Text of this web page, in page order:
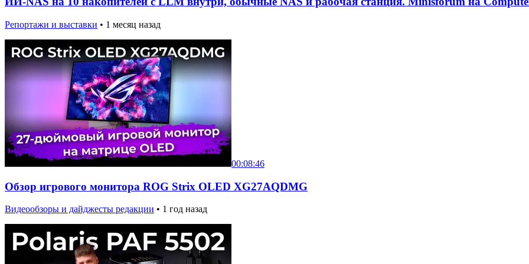
Репортажи и выставки • 1 месяц назад
00:08:46
Обзор игрового монитора ROG Strix OLED XG27AQDMG
Видеообзоры и дайджесты редакции • 1 год назад